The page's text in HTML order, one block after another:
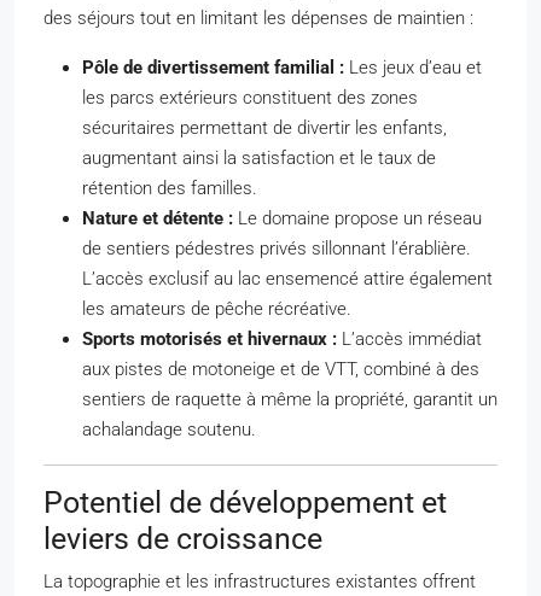
des séjours tout en limitant les dépenses de maintien :
Pôle de divertissement familial : Les jeux d’eau et
les parcs extérieurs constituent des zones
sécuritaires permettant de divertir les enfants,
augmentant ainsi la satisfaction et le taux de
rétention des familles.
Nature et détente : Le domaine propose un réseau
de sentiers pédestres privés sillonnant l’érablière.
L’accès exclusif au lac ensemencé attire également
les amateurs de pêche récréative.
Sports motorisés et hivernaux : L’accès immédiat
aux pistes de motoneige et de VTT, combiné à des
sentiers de raquette à même la propriété, garantit un
achalandage soutenu.
Potentiel de développement et
leviers de croissance
La topographie et les infrastructures existantes offrent